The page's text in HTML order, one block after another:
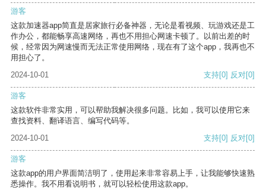
游客
这款加速器app简直是居家旅行必备神器，无论是看视频、玩游戏还是工
作办公，都能畅享高速网络，再也不用担心网速卡顿了。以前出差的时
候，经常因为网速慢而无法正常使用网络，现在有了这个app，我再也不
用担心了。
2024-10-01
支持[0] 反对[0]
游客
这款软件非常实用，可以帮助我解决很多问题。比如，我可以使用它来
查找资料、翻译语言、编写代码等。
2024-10-01
支持[0] 反对[0]
游客
这款app的用户界面简洁明了，使用起来非常容易上手，让我能够快速熟
悉操作。我不用看说明书，就可以轻松使用这款app。